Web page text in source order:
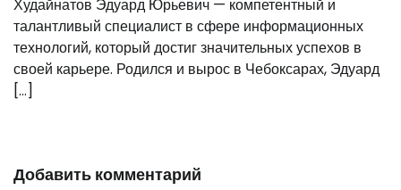
Худайнатов Эдуард Юрьевич — компетентный и
талантливый специалист в сфере информационных
технологий, который достиг значительных успехов в
своей карьере. Родился и вырос в Чебоксарах, Эдуард
[…]
Добавить комментарий